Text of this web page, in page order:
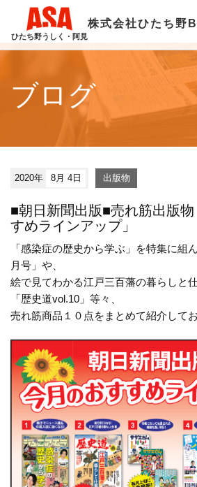
ひたち野うしく・阿見
株式会社ひたち野
ブログ
2020年 8月 4日 出版物
■朝日新聞出版■売れ筋出版
すめラインアップ」
「感染症の歴史から学ぶ」を特集に組
月号」や、
絵で見てわかる江戸三百藩の暮らしと
「歴史道vol.10」等々、
売れ筋商品１０点をまとめて紹介してお